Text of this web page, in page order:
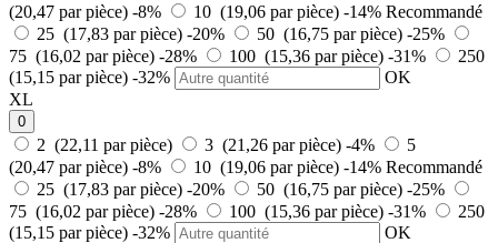
(20,47 par pièce) -8% 10 (19,06 par pièce) -14% Recommandé
25 (17,83 par pièce) -20% 50 (16,75 par pièce) -25%
75 (16,02 par pièce) -28% 100 (15,36 par pièce) -31%
250
(15,15 par pièce) -32%
OK
XL
0
2 (22,11 par pièce) 3 (21,26 par pièce) -4%
5
(20,47 par pièce) -8% 10 (19,06 par pièce) -14% Recommandé
25 (17,83 par pièce) -20% 50 (16,75 par pièce) -25%
75 (16,02 par pièce) -28% 100 (15,36 par pièce) -31%
250
(15,15 par pièce) -32%
OK